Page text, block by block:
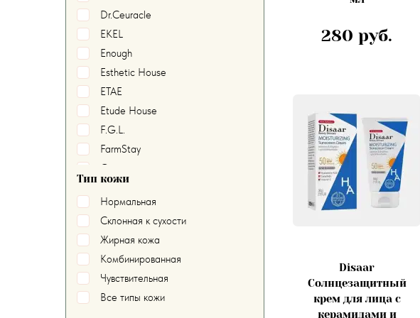
Dr.Ceuracle
EKEL
Enough
Esthetic House
ETAE
Etude House
F.G.L.
FarmStay
Grace
HCHANA
HEIMISH
HOSHI
HYMEYS
IMAGES
ISME
Тип кожи
Нормальная
Склонная к сухости
Жирная кожа
Комбинированная
Чувствительная
Все типы кожи
280 руб.
Disaar
Солнцезащитный
крем для лица с
керамидами и